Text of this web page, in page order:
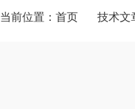
当前位置： 首页 技术文